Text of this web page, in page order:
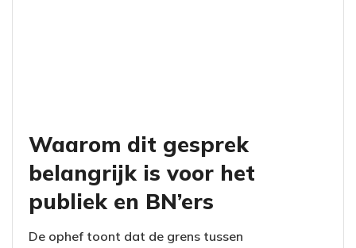
Waarom dit gesprek
belangrijk is voor het
publiek en BN’ers
De ophef toont dat de grens tussen